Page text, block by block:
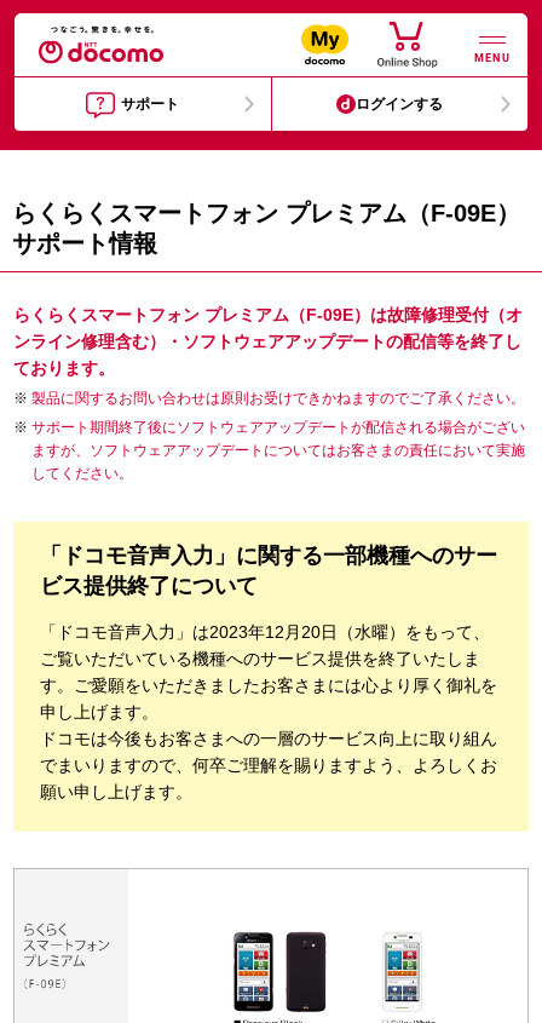
MENU
サポート ログインする
らくらくスマートフォン プレミアム（F-09E）
サポート情報
らくらくスマートフォン プレミアム（F-09E）は故障修理受付（オ
ンライン修理含む）・ソフトウェアアップデートの配信等を終了し
ております。
製品に関するお問い合わせは原則お受けできかねますのでご了承ください。
サポート期間終了後にソフトウェアアップデートが配信される場合がござい
ますが、ソフトウェアアップデートについてはお客さまの責任において実施
してください。
「ドコモ音声入力」に関する一部機種へのサー
ビス提供終了について
「ドコモ音声入力」は2023年12月20日（水曜）をもって、
ご覧いただいている機種へのサービス提供を終了いたしま
す。ご愛願をいただきましたお客さまには心より厚く御礼を
申し上げます。
ドコモは今後もお客さまへの一層のサービス向上に取り組ん
でまいりますので、何卒ご理解を賜りますよう、よろしくお
願い申し上げます。